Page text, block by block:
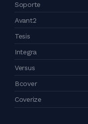
Soporte
Avant2
Tesis
Integra
Versus
Bcover
Coverize